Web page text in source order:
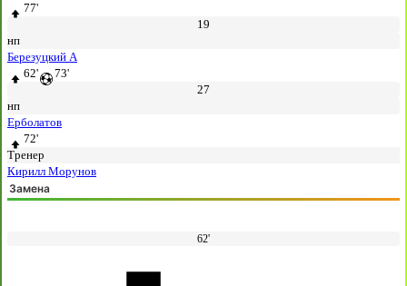
77'
19
нп
Березуцкий А
62'
73'
27
нп
Ерболатов
72'
Тренер
Кирилл Морунов
Замена
62'